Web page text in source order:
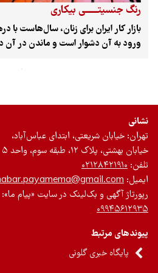
تجدیدپذیر
تازه‌ها
رنگ جنسیتـــــــی بیکاری
بازار کار ایران برای زنان، سال‌هاست با
ورود به آن دشوار است و ماندن در آن
نشانی
تهران: خیابان شریعتی، ابتدای عباس‌آباد،
خیابان بهشتی، پلاک ۱۲، طبقه سوم، واحد ۵
تلفن: ۰۲۱۲۸۴۲۱۹۱۰
ایمیل:
رپورتاژ آگهی و بک‌لینک در سایت «پیام ما»:
۰۹۹۴۵۶۱۲۹۳۵
پیوندهای مرتبط
پایگاه خبری گلونی